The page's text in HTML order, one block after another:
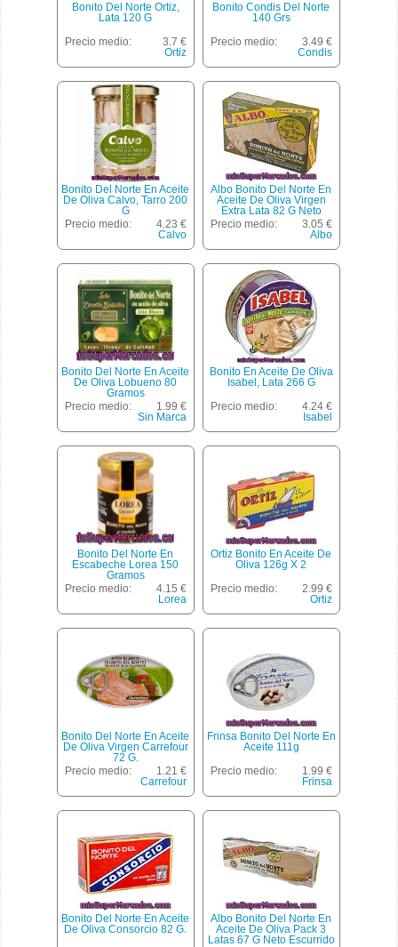
Bonito Del Norte Ortiz,
Lata 120 G
Precio medio:
3.7 €
Ortiz
Bonito Condis Del Norte
140 Grs
Precio medio:
3.49 €
Condis
Bonito Del Norte En Aceite
De Oliva Calvo, Tarro 200
G
Precio medio:
4.23 €
Calvo
Albo Bonito Del Norte En
Aceite De Oliva Virgen
Extra Lata 82 G Neto
Escurrido
Precio medio:
3.05 €
Albo
Bonito Del Norte En Aceite
De Oliva Lobueno 80
Gramos
Precio medio:
1.99 €
Sin Marca
Bonito En Aceite De Oliva
Isabel, Lata 266 G
Precio medio:
4.24 €
Isabel
Bonito Del Norte En
Escabeche Lorea 150
Gramos
Precio medio:
4.15 €
Lorea
Ortiz Bonito En Aceite De
Oliva 126g X 2
Precio medio:
2.99 €
Ortiz
Bonito Del Norte En Aceite
De Oliva Virgen Carrefour
72 G.
Precio medio:
1.21 €
Carrefour
Frinsa Bonito Del Norte En
Aceite 111g
Precio medio:
1.99 €
Frinsa
Bonito Del Norte En Aceite
De Oliva Consorcio 82 G.
Albo Bonito Del Norte En
Aceite De Oliva Pack 3
Latas 67 G Neto Escurrido